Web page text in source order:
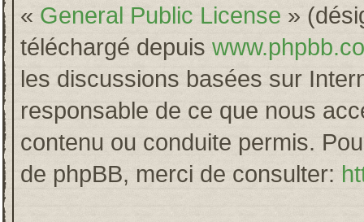
« General Public License »
téléchargé depuis
les discussions basées sur
responsable de ce que nous
contenu ou conduite permis.
de phpBB, merci de consulter: